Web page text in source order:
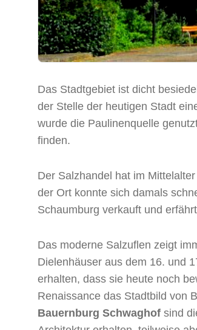
Das Stadtgebiet ist dicht
der Stelle der heutigen Stadt
wurde die Paulinenquelle
finden.
Der Salzhandel hat im
der Ort konnte sich damals
Schaumburg verkauft und
Das moderne Salzuflen zeigt
Dielenhäuser aus dem 16. und
erhalten, dass sie heute noch
Renaissance das Stadtbild von
Bauernburg Schwaghof sind